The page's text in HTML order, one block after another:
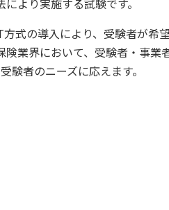
より実施する試験です。
式の導入により、受験者が希
業界において、受験者・事業
者のニーズに応えます。